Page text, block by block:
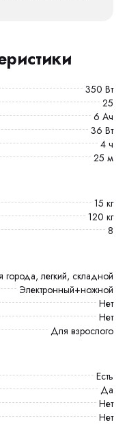
350 Вт
25
6 Ач
36 Вт
4 ч
25 м
15 кг
120 кг
8
города, легкий, складной
Электронный+ножной
Нет
Нет
Для взрослого
есть
Да
Нет
Нет